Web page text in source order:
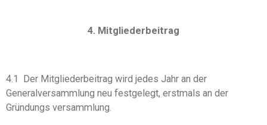
4. Mitgliederbeitrag
4.1 Der Mitgliederbeitrag wird jedes Jahr an der
Generalversammlung neu festgelegt, erstmals an der
Gründungs versammlung.